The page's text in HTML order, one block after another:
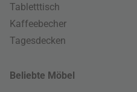
Tabletttisch
Kaffeebecher
Tagesdecken
Beliebte Möbel